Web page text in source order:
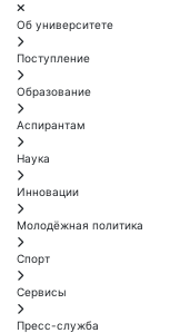
Об университете
Поступление
Образование
Аспирантам
Наука
Инновации
Молодёжная политика
Спорт
Сервисы
Пресс-служба